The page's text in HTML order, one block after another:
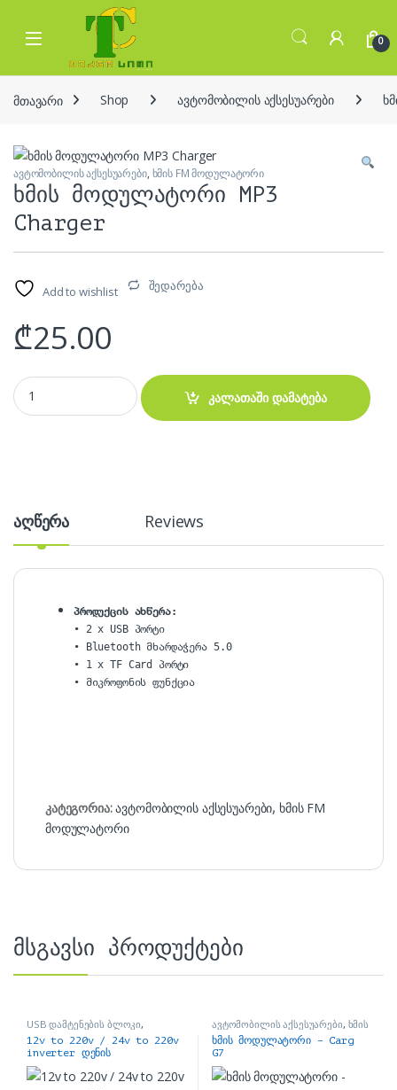
Skip to navigation
Skip to content
Open 0
მთავარი Shop ავტომობილის აქსესუარები
ავტომობილის აქსესუარები, ხმის FM მოდულატორი
ხმის მოდულატორი MP3
Charger
Add to wishlist შედარება
₾25.00
ხმის მოდულატორი MP3 Charger quantity
კალათაში დამატება
აღწერა Reviews
პროდუქცის ახწერა:
• 2 x USB პორტი
• Bluetooth მხარდაჭერა 5.0
• 1 x TF Card პორტი
კატეგორია:ავტომობილის აქსესუარები, ხმის FM
მოდულატორი
მსგავსი პროდუქტები
USB დამტენების ბლოკი,
ავტომობილის აქსესუარები
12v to 220v / 24v to 220v
inverter დენის
გარდამქმნელი 12v/24v to
220v
ავტომობილის აქსესუარები, ხმის
FM მოდულატორი
ხმის მოდულატორი – Carg
G7